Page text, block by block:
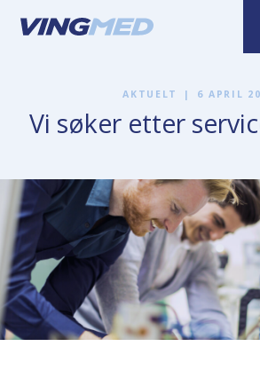
AKTUELT | 6 APRIL
Vi søker etter